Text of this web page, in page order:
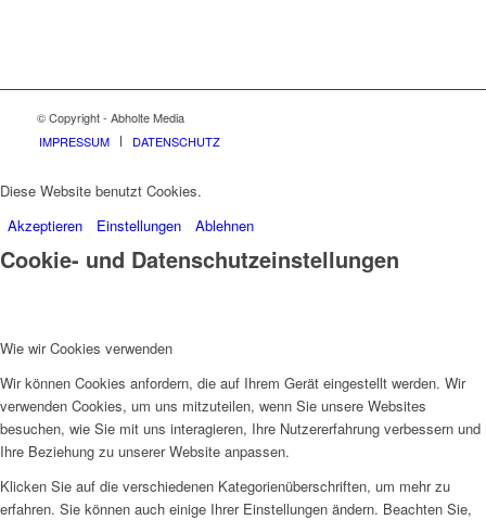
© Copyright - Abholte Media
IMPRESSUM
DATENSCHUTZ
Diese Website benutzt Cookies.
Akzeptieren
Einstellungen Ablehnen
Cookie- und Datenschutzeinstellungen
Wie wir Cookies verwenden
Wir können Cookies anfordern, die auf Ihrem Gerät eingestellt werden. Wir
verwenden Cookies, um uns mitzuteilen, wenn Sie unsere Websites
besuchen, wie Sie mit uns interagieren, Ihre Nutzererfahrung verbessern und
Ihre Beziehung zu unserer Website anpassen.
Klicken Sie auf die verschiedenen Kategorienüberschriften, um mehr zu
erfahren. Sie können auch einige Ihrer Einstellungen ändern. Beachten Sie,